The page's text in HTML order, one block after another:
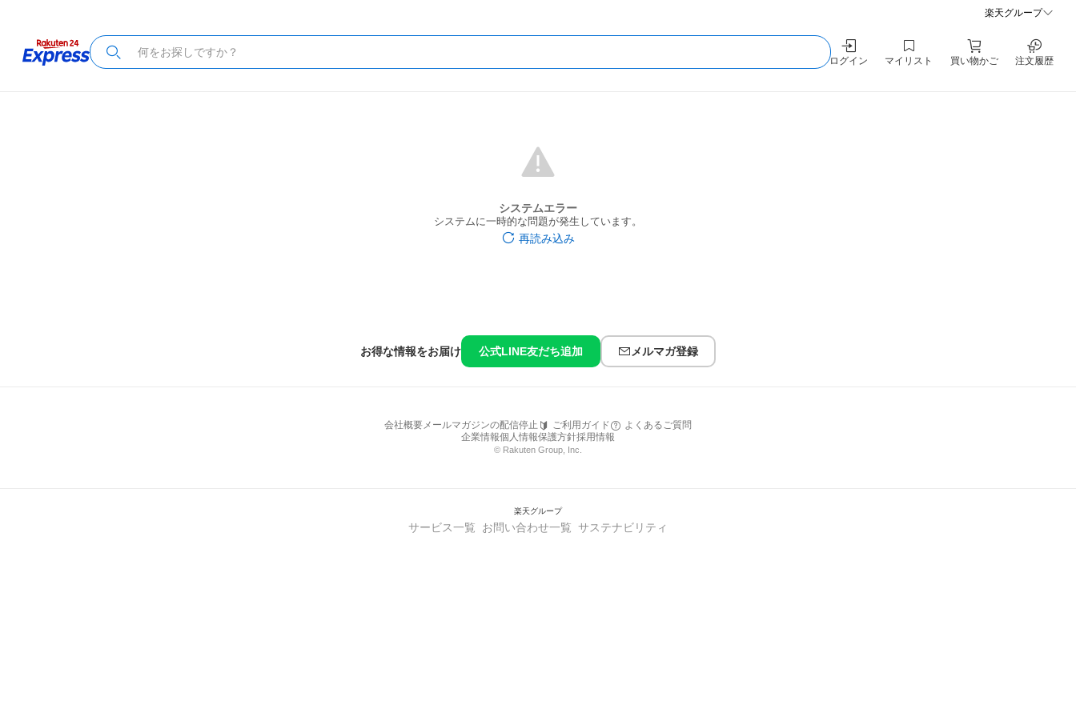
楽天グループ
ログイン マイリスト 買い物かご 注文履歴
システムエラー
システムに一時的な問題が発生しています。
再読み込み
お得な情報をお届け 公式LINE友だち追加 メルマガ登録
会社概要メールマガジンの配信停止 ご利用ガイド
よくあるご質問
企業情報個人情報保護方針採用情報
© Rakuten Group, Inc.
楽天グループ
サービス一覧 お問い合わせ一覧 サステナビリティ